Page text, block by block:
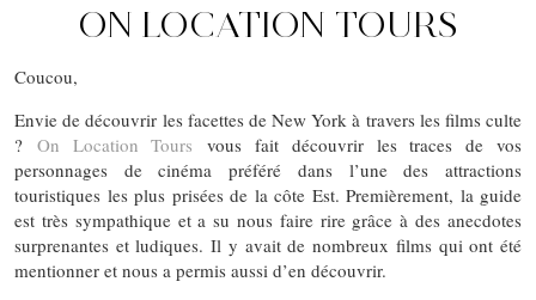
ON LOCATION TOURS
Coucou,
Envie de découvrir les facettes de New York à travers les films culte
? On Location Tours vous fait découvrir les traces de vos
personnages de cinéma préféré dans l’une des attractions
touristiques les plus prisées de la côte Est. Premièrement, la guide
est très sympathique et a su nous faire rire grâce à des anecdotes
surprenantes et ludiques. Il y avait de nombreux films qui ont été
mentionner et nous a permis aussi d’en découvrir.